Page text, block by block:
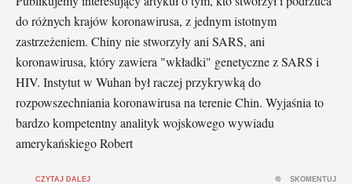
do różnych krajów koronawirusa, z jednym istotnym
zastrzeżeniem. Chiny nie stworzyły ani SARS, ani
koronawirusa, który zawiera "wkładki" genetyczne z SARS i
HIV. Instytut w Wuhan był raczej przykrywką do
rozpowszechniania koronawirusa na terenie Chin. Wyjaśnia to
bardzo kompetentny analityk wojskowego wywiadu
amerykańskiego Robert
CZYTAJ DALEJ SKOMENTUJ